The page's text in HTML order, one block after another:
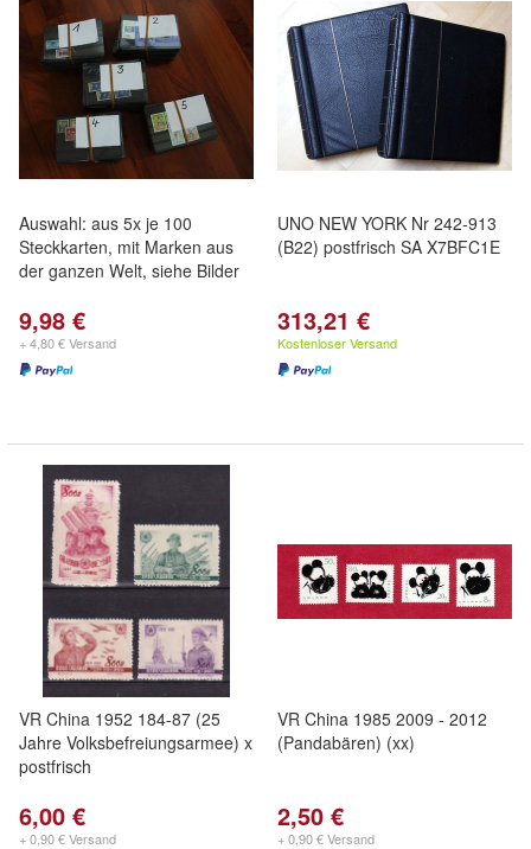
Auswahl: aus 5x je 100
Steckkarten, mit Marken aus
der ganzen Welt, siehe Bilder
9,98 €
+ 4,80 € Versand
UNO NEW YORK Nr 242-913
(B22) postfrisch SA X7BFC1E
313,21 €
Kostenloser Versand
VR China 1952 184-87 (25
Jahre Volksbefreiungsarmee) x
postfrisch
6,00 €
+ 0,90 € Versand
VR China 1985 2009 - 2012
(Pandabären) (xx)
2,50 €
+ 0,90 € Versand